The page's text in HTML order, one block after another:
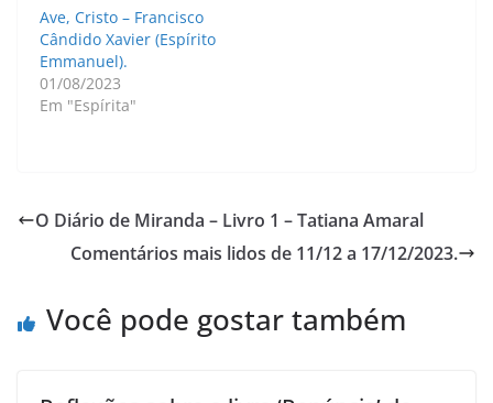
Ave, Cristo – Francisco
Cândido Xavier (Espírito
Emmanuel).
01/08/2023
Em "Espírita"
O Diário de Miranda – Livro 1 – Tatiana Amaral
Comentários mais lidos de 11/12 a 17/12/2023.
Você pode gostar também